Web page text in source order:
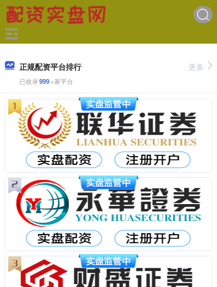
正规配资平台排行
已收录999+家平台
更多